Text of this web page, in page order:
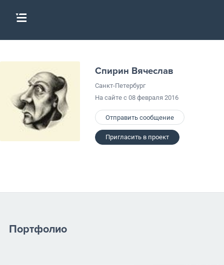
Спирин Вячеслав
Санкт-Петербург
На сайте с 08 февраля 2016
Отправить сообщение
Пригласить в проект
Портфолио